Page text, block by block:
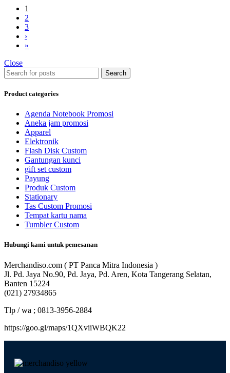
1
2
3
›
»
Close
Search
Product categories
Agenda Notebook Promosi
Aneka jam promosi
Apparel
Elektronik
Flash Disk Custom
Gantungan kunci
gift set custom
Payung
Produk Custom
Stationary
Tas Custom Promosi
Tempat kartu nama
Tumbler Custom
Hubungi kami untuk pemesanan
Merchandiso.com ( PT Panca Mitra Indonesia )
Jl. Pd. Jaya No.90, Pd. Jaya, Pd. Aren, Kota Tangerang Selatan,
Banten 15224
(021) 27934865
Tlp / wa ; 0813-3956-2884
https://goo.gl/maps/1QXviiWBQK22